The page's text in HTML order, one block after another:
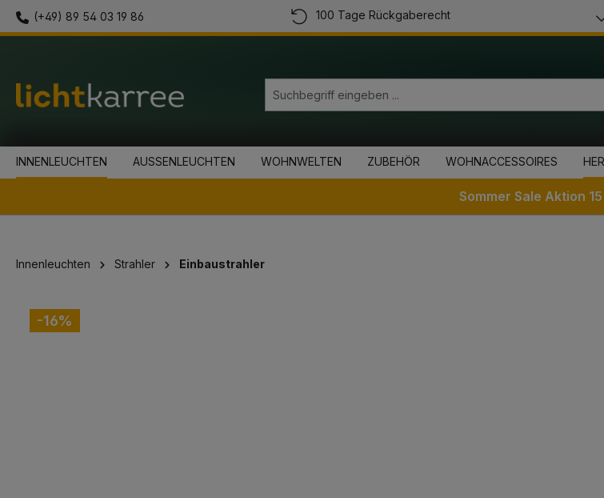
Zur Hauptnavigation springen
(+49) 89 54 03 19 86 100 Tage Rückgaberecht
INNENLEUCHTEN
AUSSENLEUCHTEN WOHNWELTEN ZUBEHÖR WOHNACCESSOIRES
Sommer Sale Aktion
Innenleuchten Strahler Einbaustrahler
Bildergalerie überspringen
-16%